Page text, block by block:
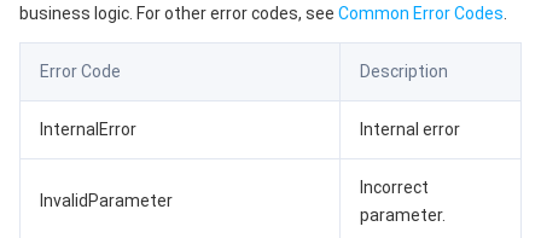
地域管理系统
配额中心
云压测
费用中心
认证信息
business logic. For other error codes, see Common Error Codes
Error Code Description
InternalError Internal error
InvalidParameter
Incorrect
parameter.